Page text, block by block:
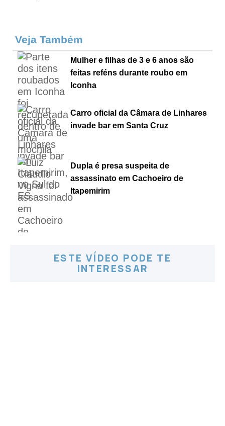
Veja Também
Mulher e filhas de 3 e 6 anos são
feitas reféns durante roubo em
Iconha
Carro oficial da Câmara de Linhares
invade bar em Santa Cruz
Dupla é presa suspeita de
assassinato em Cachoeiro de
Itapemirim
ESTE VÍDEO PODE TE
INTERESSAR